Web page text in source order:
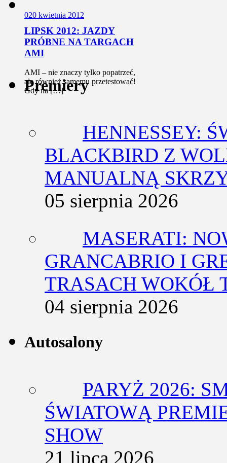
020 kwietnia 2012
LIPSK 2012: JAZDY
PRÓBNE NA TARGACH
AMI
AMI – nie znaczy tylko popatrzeć,
ale również samemu przetestować!
Gdy na […]
Premiery
HENNESSEY:
BLACKBIRD Z
MANUALNĄ
05 sierpnia 2026
MASERATI:
GRANCABRIO I
TRASACH WOKÓŁ
04 sierpnia 2026
Autosalony
PARYŻ 2026:
ŚWIATOWĄ
SHOW
21 lipca 2026